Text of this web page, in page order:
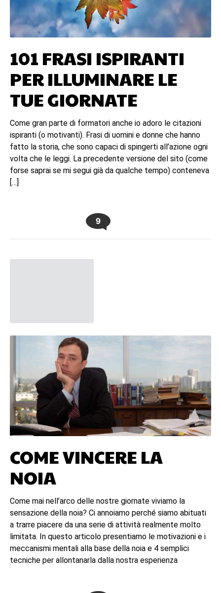
101 FRASI ISPIRANTI
PER ILLUMINARE LE
TUE GIORNATE
Come gran parte di formatori anche io adoro le citazioni
ispiranti (o motivanti). Frasi di uomini e donne che hanno
fatto la storia, che sono capaci di spingerti all’azione ogni
volta che le leggi. La precedente versione del sito (come
forse saprai se mi segui già da qualche tempo) conteneva
[…]
9
COME VINCERE LA
NOIA
Come mai nell’arco delle nostre giornate viviamo la
sensazione della noia? Ci annoiamo perché siamo abituati
a trarre piacere da una serie di attività realmente molto
limitata. In questo articolo presentiamo le motivazioni e i
meccanismi mentali alla base della noia e 4 semplici
tecniche per allontanarla dalla nostra esperienza